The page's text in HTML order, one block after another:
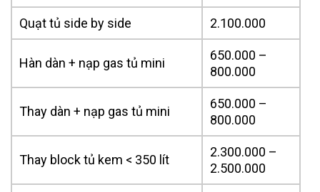
Quạt tủ side by side 2.100.000
Hàn dàn + nạp gas tủ mini
650.000 –
800.000
Thay dàn + nạp gas tủ mini
650.000 –
800.000
Thay block tủ kem < 350 lít
2.300.000 –
2.500.000